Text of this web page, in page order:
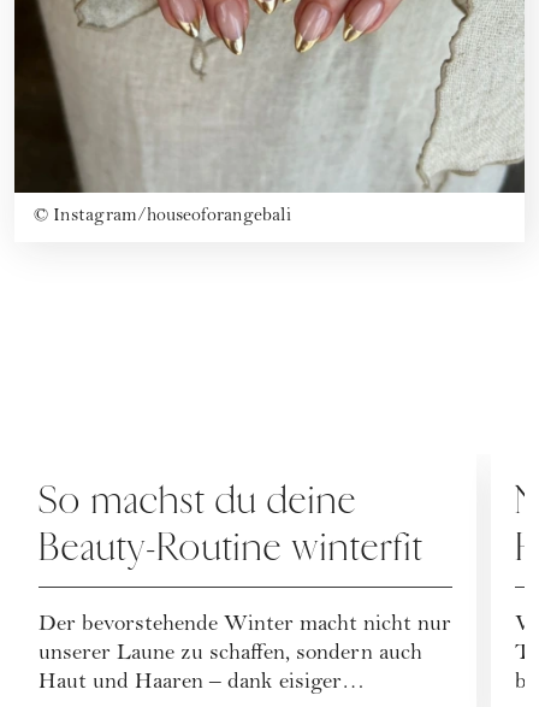
© Instagram/houseoforangebali
So machst du deine
Beauty-Routine winterfit
Der bevorstehende Winter macht nicht nur
unserer Laune zu schaffen, sondern auch
Haut und Haaren – dank eisiger